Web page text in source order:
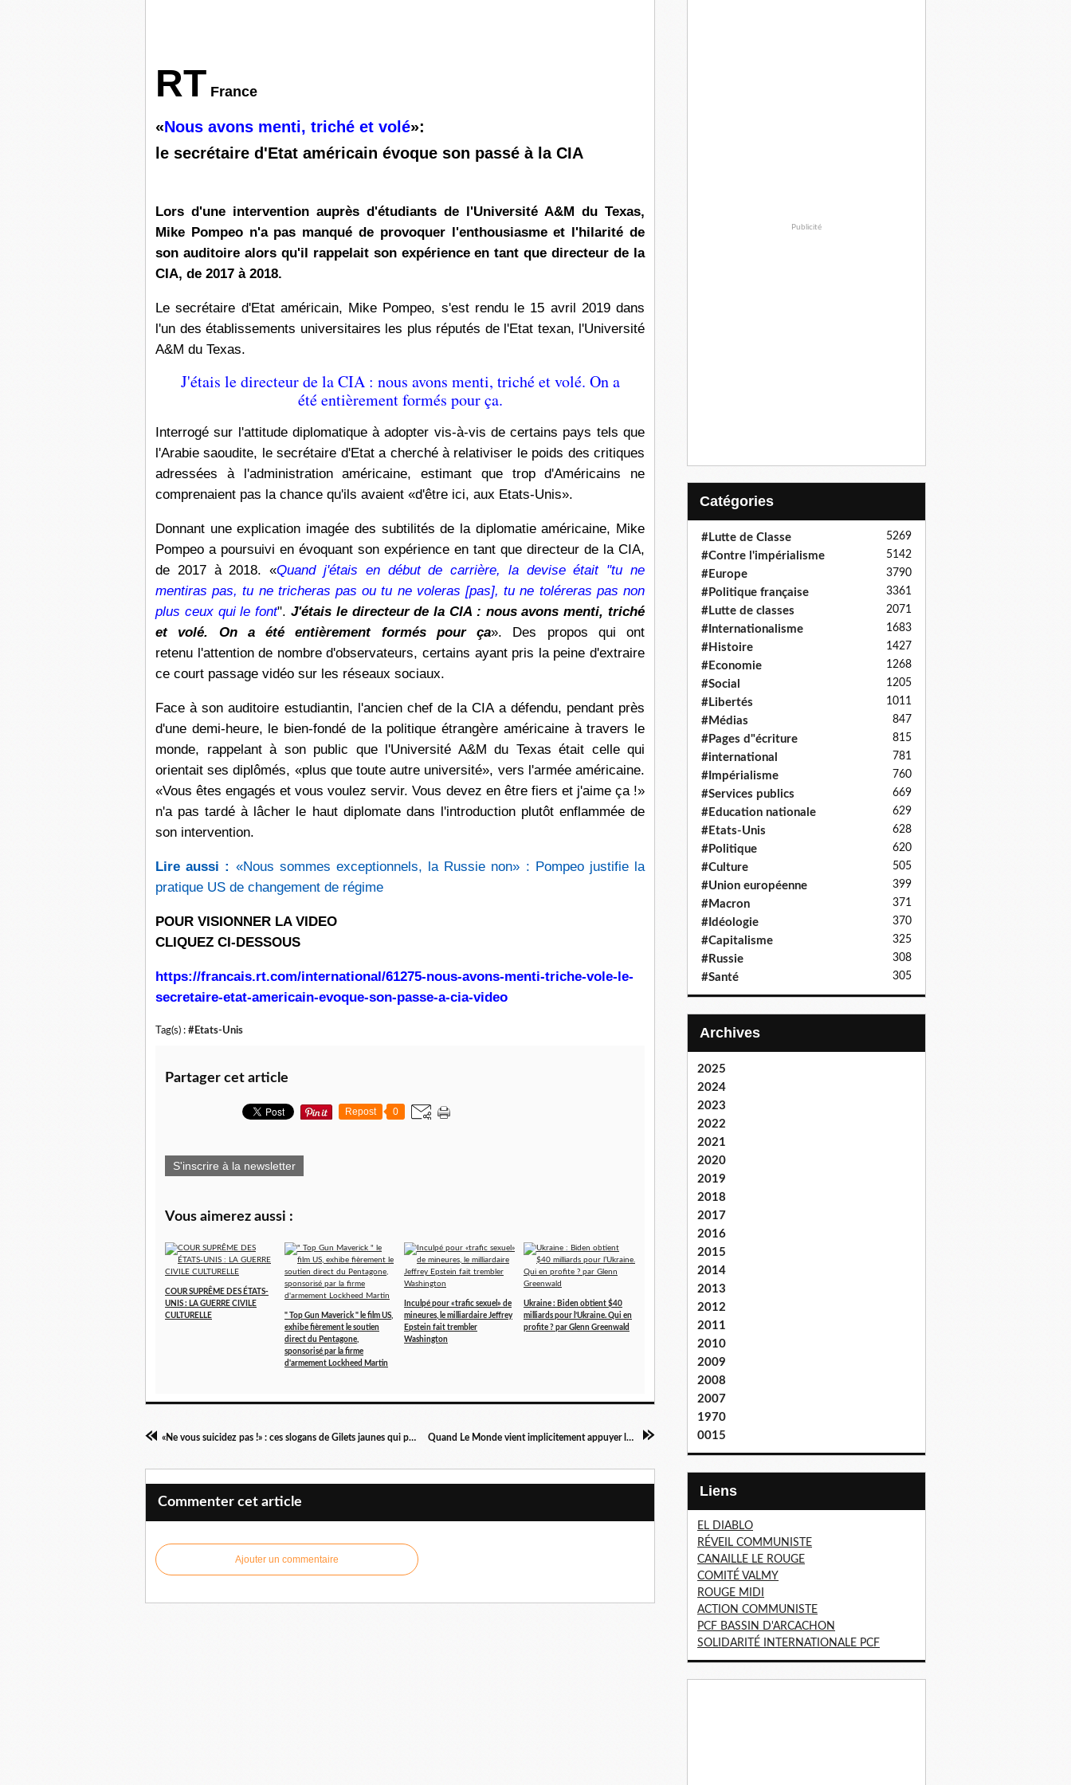
RT France
«Nous avons menti, triché et volé»:
le secrétaire d'Etat américain évoque son passé à la CIA
Lors d'une intervention auprès d'étudiants de l'Université A&M du Texas,
Mike Pompeo n'a pas manqué de provoquer l'enthousiasme et l'hilarité de
son auditoire alors qu'il rappelait son expérience en tant que directeur de la
CIA, de 2017 à 2018.
Le secrétaire d'Etat américain, Mike Pompeo, s'est rendu le 15 avril 2019 dans
l'un des établissements universitaires les plus réputés de l'Etat texan, l'Université
A&M du Texas.
J'étais le directeur de la CIA : nous avons menti, triché et volé. On a
été entièrement formés pour ça.
Interrogé sur l'attitude diplomatique à adopter vis-à-vis de certains pays tels que
l'Arabie saoudite, le secrétaire d'Etat a cherché à relativiser le poids des critiques
adressées à l'administration américaine, estimant que trop d'Américains ne
comprenaient pas la chance qu'ils avaient «d'être ici, aux Etats-Unis».
Donnant une explication imagée des subtilités de la diplomatie américaine, Mike
Pompeo a poursuivi en évoquant son expérience en tant que directeur de la CIA,
de 2017 à 2018. «Quand j'étais en début de carrière, la devise était "tu ne
mentiras pas, tu ne tricheras pas ou tu ne voleras [pas], tu ne toléreras pas non
plus ceux qui le font".J'étais le directeur de la CIA : nous avons menti, triché
et volé. On a été entièrement formés pour ça». Des propos qui ont
retenu l'attention de nombre d'observateurs, certains ayant pris la peine d'extraire
ce court passage vidéo sur les réseaux sociaux.
Face à son auditoire estudiantin, l'ancien chef de la CIA a défendu, pendant près
d'une demi-heure, le bien-fondé de la politique étrangère américaine à travers le
monde, rappelant à son public que l'Université A&M du Texas était celle qui
orientait ses diplômés, «plus que toute autre université», vers l'armée américaine.
«Vous êtes engagés et vous voulez servir. Vous devez en être fiers et j'aime ça !»
n'a pas tardé à lâcher le haut diplomate dans l'introduction plutôt enflammée de
son intervention.
Lire aussi : «Nous sommes exceptionnels, la Russie non» : Pompeo justifie la
pratique US de changement de régime
POUR VISIONNER LA VIDEO
CLIQUEZ CI-DESSOUS
https://francais.rt.com/international/61275-nous-avons-menti-triche-vole-le-
secretaire-etat-americain-evoque-son-passe-a-cia-video
Tag(s) : #Etats-Unis
Partager cet article
Repost 0
S'inscrire à la newsletter
Vous aimerez aussi :
COUR SUPRÊME DES ÉTATS-
UNIS : LA GUERRE CIVILE
CULTURELLE
" Top Gun Maverick " le film US,
exhibe fièrement le soutien
direct du Pentagone,
sponsorisé par la firme
d'armement Lockheed Martin
Inculpé pour «trafic sexuel» de
mineures, le milliardaire Jeffrey
Epstein fait trembler
Washington
Ukraine : Biden obtient $40
milliards pour l’Ukraine. Qui en
profite ? par Glenn Greenwald
«Ne vous suicidez pas !» : ces slogans de Gilets jaunes qui peinent à attirer l'attention médiatique Quand Le Monde vient implicitement appuyer la démarche de Bernard Thibault
Commenter cet article
Ajouter un commentaire
Publicité
Catégories
#Lutte de Classe 5269
#Contre l'impérialisme 5142
#Europe 3790
#Politique française 3361
#Lutte de classes 2071
#Internationalisme 1683
#Histoire 1427
#Economie 1268
#Social 1205
#Libertés 1011
#Médias 847
#Pages d"écriture 815
#international 781
#Impérialisme 760
#Services publics 669
#Education nationale 629
#Etats-Unis 628
#Politique 620
#Culture 505
#Union européenne 399
#Macron 371
#Idéologie 370
#Capitalisme 325
#Russie 308
#Santé 305
Archives
2025
2024
2023
2022
2021
2020
2019
2018
2017
2016
2015
2014
2013
2012
2011
2010
2009
2008
2007
1970
0015
Liens
EL DIABLO
RÉVEIL COMMUNISTE
CANAILLE LE ROUGE
COMITÉ VALMY
ROUGE MIDI
ACTION COMMUNISTE
PCF BASSIN D'ARCACHON
SOLIDARITÉ INTERNATIONALE PCF